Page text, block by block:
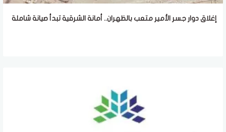
إغلاق دوار جسر الأمير متعب بالظهران.. أمانة الشرقية تبدأ صيانة شاملة